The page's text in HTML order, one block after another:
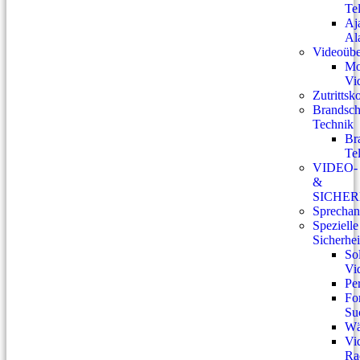
Technik
VIDEO-
&
Spezielle